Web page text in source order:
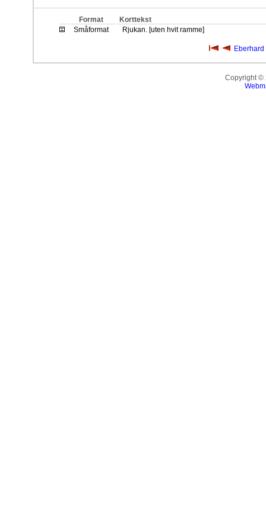
Format
Korttekst
Småformat
Rjukan. [uten hvit ramme]
Eberhard
Copyright ©